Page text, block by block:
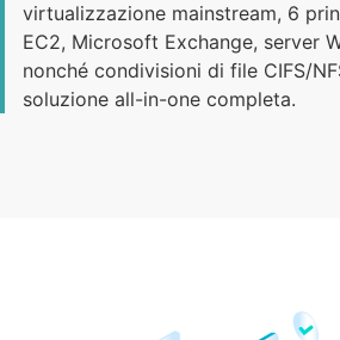
virtualizzazione mainstream, 6
EC2, Microsoft Exchange, server
nonché condivisioni di file CIFS/
soluzione all-in-one completa.